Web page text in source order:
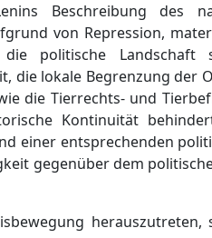
Beschreibung des
von Repression,
politische Landschaft
die lokale Begrenzung der
die Tierrechts- und
Kontinuität
einer entsprechenden
gegenüber dem